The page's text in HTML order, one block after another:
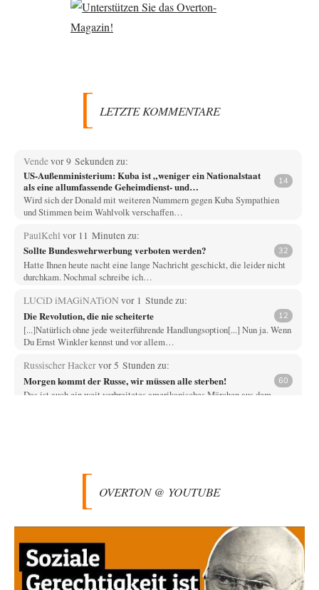
LETZTE KOMMENTARE
Vendevor 9 Sekunden zu:
US-Außenministerium: Kuba ist „weniger ein Nationalstaat
als eine allumfassende Geheimdienst- und
Subversionsoperation
14
Wird sich der Donald mit weiteren Nummern gegen Kuba Sympathien
und Stimmen beim Wahlvolk verschaffen…
PaulKehl vor 11 Minuten zu:
Sollte Bundeswehrwerbung verboten werden? 32
Hatte Ihnen heute nacht eine lange Nachricht geschickt, die leider nicht
durchkam. Nochmal schreibe ich…
LUCiD iMAGiNATiON vor 1 Stunde zu:
Die Revolution, die nie scheiterte 12
[...]Natürlich ohne jede weiterführende Handlungsoption[...] Nun ja. Wenn
Du Ernst Winkler kennst und vor allem…
Russischer Hackervor 5 Stunden zu:
Morgen kommt der Russe, wir müssen alle sterben! 60
Das ist auch ein weit verbreitetes amerikanisches Märchen aus dem
westliche Triumphalismus eher schlaflose…
vor 6 Stunden zu:
Leihmutterschaft als Zweig des Transhumanismus
Spahn ist an seiner offensichtlichen kognitiven Dissonanz gescheitert,
Ferdinand Wohlgewiehert
Junglöwen des Kalifats
OVERTON @ YOUTUBE